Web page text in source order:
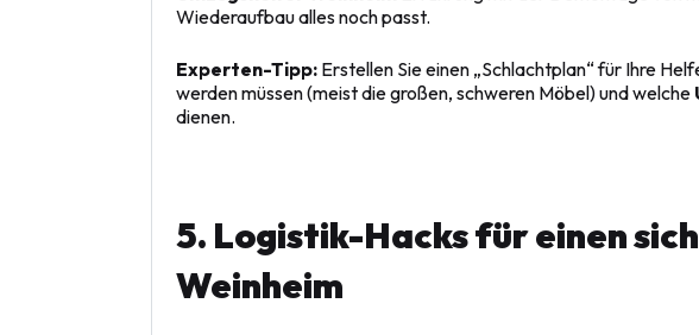
Wiederaufbau alles noch passt.
Experten-Tipp: Erstellen Sie einen „Schlachtplan“ für Ihre
werden müssen (meist die großen, schweren Möbel) und welche
dienen.
5. Logistik-Hacks für einen
Weinheim